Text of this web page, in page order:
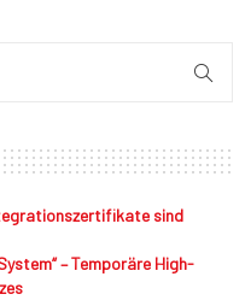
sind
– Temporäre High-